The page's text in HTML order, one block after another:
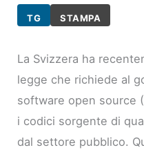
TG STAMPA
La Svizzera ha
legge che richiede al
software open source
i codici sorgente di
dal settore pubblico.